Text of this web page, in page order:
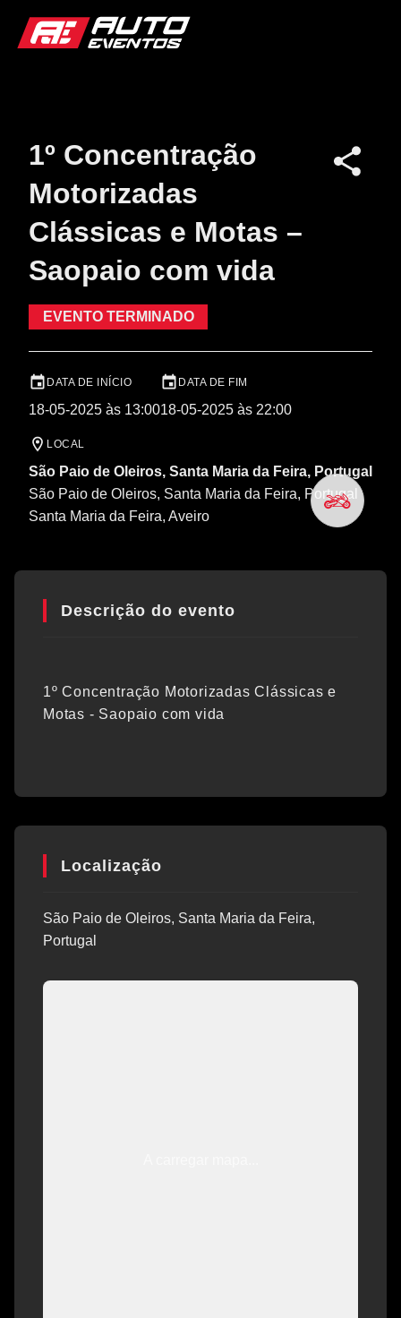
1º Concentração
Motorizadas
Clássicas e Motas –
Saopaio com vida
EVENTO TERMINADO
DATA DE INÍCIO
18-05-2025 às 13:00
DATA DE FIM
18-05-2025 às 22:00
LOCAL
São Paio de Oleiros, Santa Maria da Feira, Portugal
São Paio de Oleiros, Santa Maria da Feira, Portugal
Santa Maria da Feira, Aveiro
Descrição do evento
1º Concentração Motorizadas Clássicas e
Motas - Saopaio com vida
Localização
São Paio de Oleiros, Santa Maria da Feira,
Portugal